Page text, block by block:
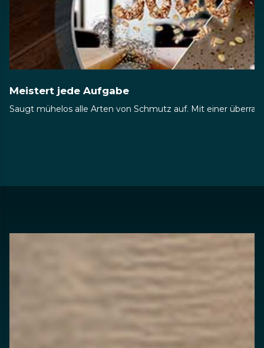
Meistert jede Aufgabe
Saugt mühelos alle Arten von Schmutz auf. Mit einer